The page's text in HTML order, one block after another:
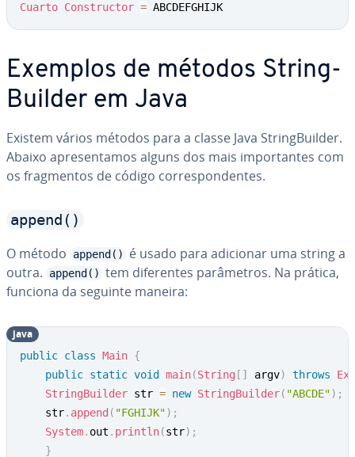
Cuarto Constructor = ABCDEFGHIJK
Exemplos de métodos String­
Buil­der em Java
Existem vários métodos para a classe Java String­Buil­der.
Abaixo apre­sen­ta­mos alguns dos mais im­por­tan­tes com
os frag­men­tos de código cor­res­pon­den­tes.
append()
O método append()
é usado para adicionar uma string a
outra.
append() tem di­fe­ren­tes pa­râ­me­tros. Na prática,
funciona da seguinte maneira:
public class Main {
public static void main(String [ ] argv) throws
StringBuilder str = new StringBuilder( "ABCDE") ;
	str
. append ( "FGHIJK") ;
System. out . println(str) ;
}
java